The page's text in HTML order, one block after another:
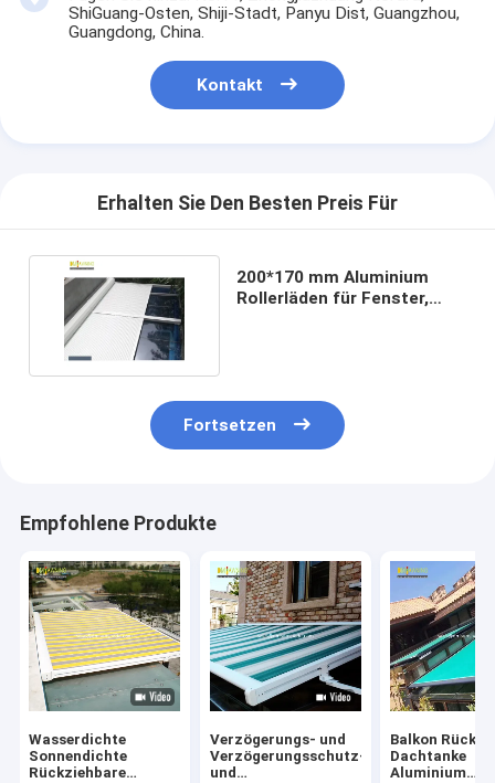
ShiGuang-Osten, Shiji-Stadt, Panyu Dist, Guangzhou,
Guangdong, China.
Kontakt
Erhalten Sie Den Besten Preis Für
200*170 mm Aluminium
Rollerläden für Fenster,
Fortsetzen
Empfohlene Produkte
Wasserdichte
Sonnendichte
Rückziehbare
Verzögerungs- und
Verzögerungsschutz-
und
Balkon
Dachtanke
Aluminium